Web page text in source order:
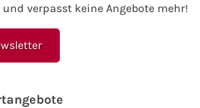
und verpasst keine Angebote mehr!